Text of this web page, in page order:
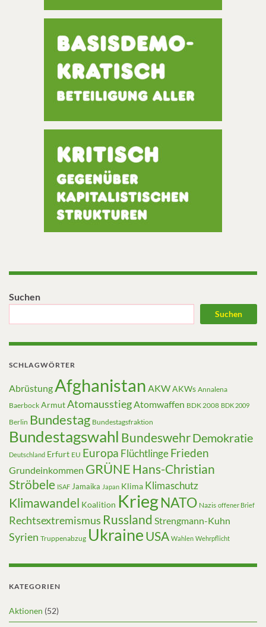
Suchen
Suchen
SCHLAGWÖRTER
Abrüstung Afghanistan AKWAKWs Annalena
Baerbock ArmutAtomausstiegAtomwaffen BDK 2008 BDK 2009
Berlin Bundestag Bundestagsfraktion
Bundestagswahl BundeswehrDemokratie
Deutschland Erfurt EU Europa FlüchtlingeFrieden
Grundeinkommen GRÜNE Hans-Christian
Ströbele ISAF Jamaika Japan Klima Klimaschutz
Klimawandel Koalition KriegNATO Nazis offener Brief
Rechtsextremismus Russland Strengmann-Kuhn
Syrien Truppenabzug UkraineUSA Wahlen Wehrpflicht
KATEGORIEN
Aktionen (52)